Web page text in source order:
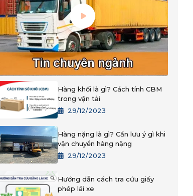
Hàng khối là gì? Cách tính CBM
trong vận tải
29/12/2023
Hàng nặng là gì? Cần lưu ý gì khi
vận chuyển hàng nặng
29/12/2023
Hướng dẫn cách tra cứu giấy
phép lái xe